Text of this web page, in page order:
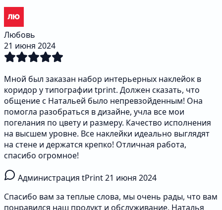
Любовь
21 июня 2024
Мной был заказан набор интерьерных наклейок в
коридор у типографии tprint. Должен сказать, что
общение с Натальей было непревзойденным! Она
помогла разобраться в дизайне, учла все мои
погелания по цвету и размеру. Качество исполнения
на высшем уровне. Все наклейки идеально выглядят
на стене и держатся крепко! Отличная работа,
спасибо огромное!
Администрация tPrint21 июня 2024
Спасибо вам за теплые слова, мы очень рады, что вам
понравился наш продукт и обслуживание, Наталья